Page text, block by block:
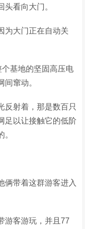
看向大门。
为大门正在自动关
个基地的坚固高压电
窜动。
反射着，那是数百只
足以让接触它的低阶
俩带着这群游客进入
游客游玩，并且77